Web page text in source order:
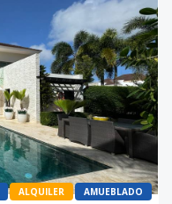
ALQUILER AMUEBLADO